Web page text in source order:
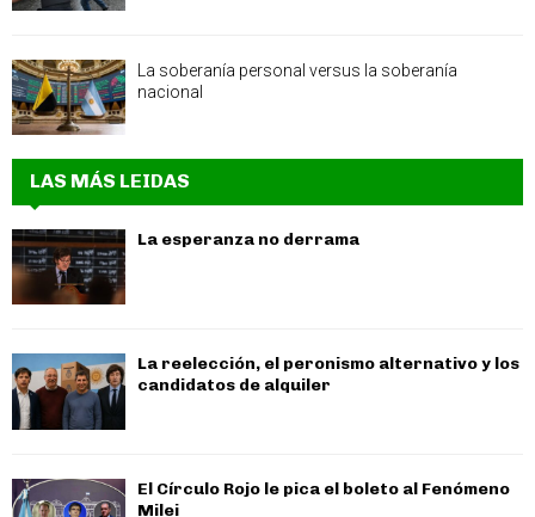
La soberanía personal versus la soberanía
nacional
LAS MÁS LEIDAS
La esperanza no derrama
La reelección, el peronismo alternativo y los
candidatos de alquiler
El Círculo Rojo le pica el boleto al Fenómeno
Milei